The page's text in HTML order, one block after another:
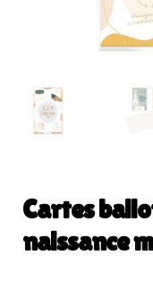
Cartes
naissance